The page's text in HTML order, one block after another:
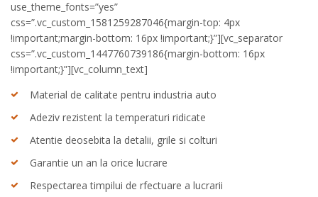
use_theme_fonts=”yes”
css=”.vc_custom_1581259287046{margin-top: 4px
!important;margin-bottom: 16px !important;}”][vc_separator
css=”.vc_custom_1447760739186{margin-bottom: 16px
!important;}”][vc_column_text]
Material de calitate pentru industria auto
Adeziv rezistent la temperaturi ridicate
Atentie deosebita la detalii, grile si colturi
Garantie un an la orice lucrare
Respectarea timpilui de rfectuare a lucrarii